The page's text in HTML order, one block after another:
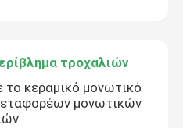
τροχαλιών
κεραμικό μονωτικό
μονωτικών